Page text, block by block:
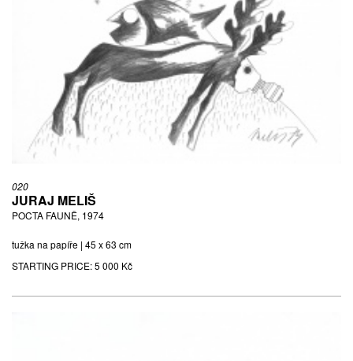
020
JURAJ MELIŠ
POCTA FAUNĚ, 1974
tužka na papíře | 45 x 63 cm
STARTING PRICE:5 000 Kč